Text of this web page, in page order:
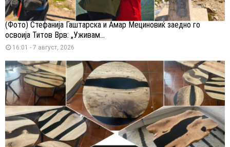
(Фото) Стефанија Гаштарска и Амар Мециновиќ заедно го
освоија Титов Врв: „Уживам...
16:01 - 7 август, 2026